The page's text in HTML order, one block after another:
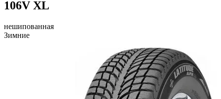
106V XL
нешипованная
Зимние